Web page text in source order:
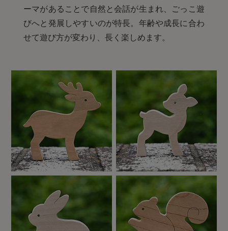
ーマがあることで自然と会話が生まれ、ごっこ遊
びへと発展しやすいのが特長。年齢や成長に合わ
せて遊び方が変わり、長く楽しめます。